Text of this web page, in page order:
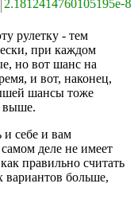
рулетку - тем
при каждом
но вот шанс на
и вот, наконец,
шансы тоже
выше.
себе и вам
деле не имеет
правильно считать
вариантов больше,